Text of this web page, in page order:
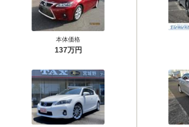
本体価格
137万円